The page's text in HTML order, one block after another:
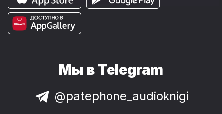
Мы в Telegram
@patephone_audioknigi